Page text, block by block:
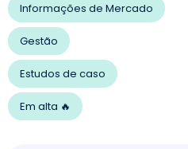
Informações de Mercado
Gestão
Estudos de caso
Em alta 🔥